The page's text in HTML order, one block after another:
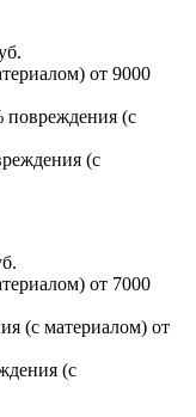
от 9000
повреждения (с
(с
от 7000
(с материалом) от
(с